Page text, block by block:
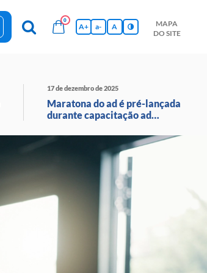
0
A+ a- A
MAPA
DO SITE
17 de dezembro de 2025
Maratona do ad é pré-lançada
durante capacitação ad